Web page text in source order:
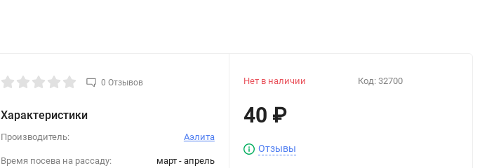
0 Отзывов
Характеристики
Производитель: Аэлита
Время посева на рассаду: март - апрель
Нет в наличии Код: 32700
40 ₽
Отзывы